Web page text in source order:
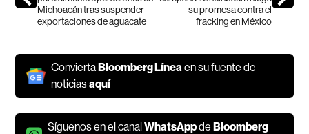
Michoacán tras suspender
exportaciones de aguacate
su promesa contra el
fracking en México
ConviertaBloomberg Línea en su fuente de
noticiasaquí
Síguenos en el canalWhatsAppdeBloomberg